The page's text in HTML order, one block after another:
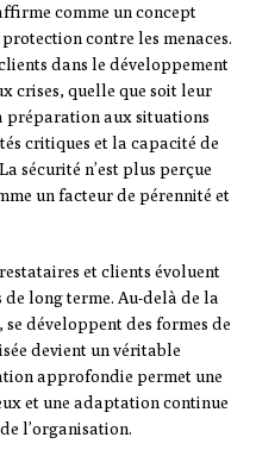
comme un concept
contre les menaces.
dans le développement
crises, quelle que soit leur
préparation aux situations
critiques et la capacité de
sécurité n’est plus perçue
un facteur de pérennité et
et clients évoluent
long terme. Au-delà de la
développent des formes de
devient un véritable
approfondie permet une
et une adaptation continue
l’organisation.